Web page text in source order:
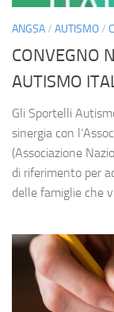
ANGSA/ AUTISMO/
CONVEGNO
AUTISMO
Gli Sportelli
sinergia con
(Associazione
di riferimento per
delle famiglie che vi